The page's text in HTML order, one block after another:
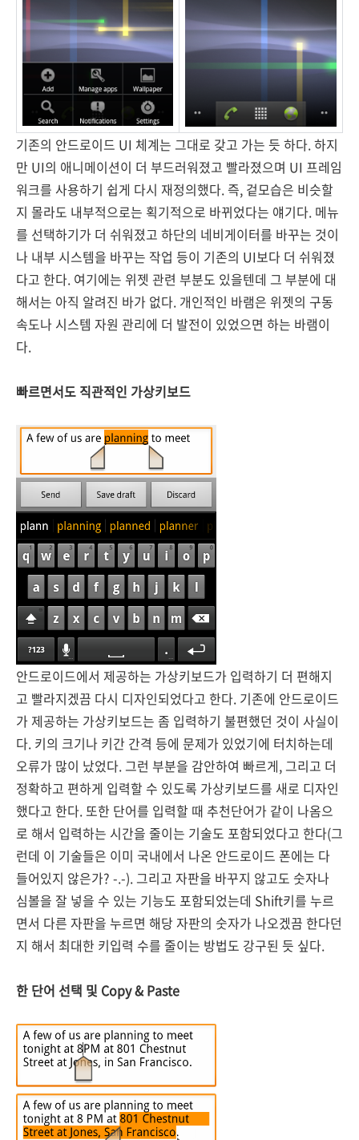
기존의 안드로이드 UI 체계는 그대로 갖고 가는 듯 하다. 하지
만 UI의 애니메이션이 더 부드러워졌고 빨라졌으며 UI 프레임
워크를 사용하기 쉽게 다시 재정의했다. 즉, 겉모습은 비슷할
지 몰라도 내부적으로는 획기적으로 바뀌었다는 얘기다. 메뉴
를 선택하기가 더 쉬워졌고 하단의 네비게이터를 바꾸는 것이
나 내부 시스템을 바꾸는 작업 등이 기존의 UI보다 더 쉬워졌
다고 한다. 여기에는 위젯 관련 부분도 있을텐데 그 부분에 대
해서는 아직 알려진 바가 없다. 개인적인 바램은 위젯의 구동
속도나 시스템 자원 관리에 더 발전이 있었으면 하는 바램이
다.
빠르면서도 직관적인 가상키보드
안드로이드에서 제공하는 가상키보드가 입력하기 더 편해지
고 빨라지겠끔 다시 디자인되었다고 한다. 기존에 안드로이드
가 제공하는 가상키보드는 좀 입력하기 불편했던 것이 사실이
다. 키의 크기나 키간 간격 등에 문제가 있었기에 터치하는데
오류가 많이 났었다. 그런 부분을 감안하여 빠르게, 그리고 더
정확하고 편하게 입력할 수 있도록 가상키보드를 새로 디자인
했다고 한다. 또한 단어를 입력할 때 추천단어가 같이 나옴으
로 해서 입력하는 시간을 줄이는 기술도 포함되었다고 한다(그
런데 이 기술들은 이미 국내에서 나온 안드로이드 폰에는 다
들어있지 않은가? -.-). 그리고 자판을 바꾸지 않고도 숫자나
심볼을 잘 넣을 수 있는 기능도 포함되었는데 Shift키를 누르
면서 다른 자판을 누르면 해당 자판의 숫자가 나오겠끔 한다던
지 해서 최대한 키입력 수를 줄이는 방법도 강구된 듯 싶다.
한 단어 선택 및 Copy & Paste